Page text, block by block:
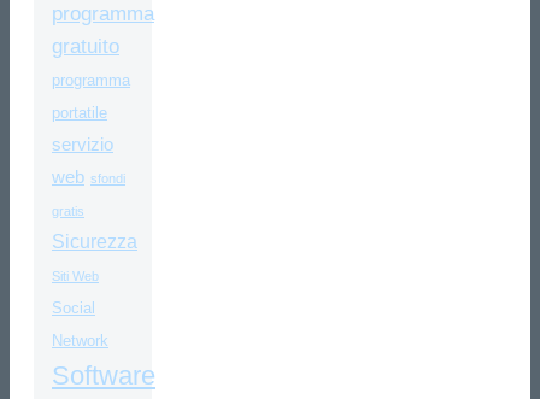
programma
gratuito
programma
portatile
servizio
web sfondi
gratis
Sicurezza
Siti Web
Social
Network
Software